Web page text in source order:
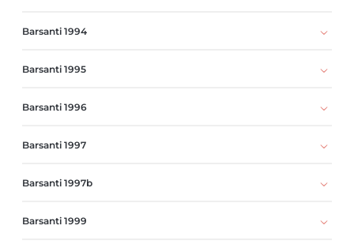
Barsanti 1994
Barsanti 1995
Barsanti 1996
Barsanti 1997
Barsanti 1997b
Barsanti 1999